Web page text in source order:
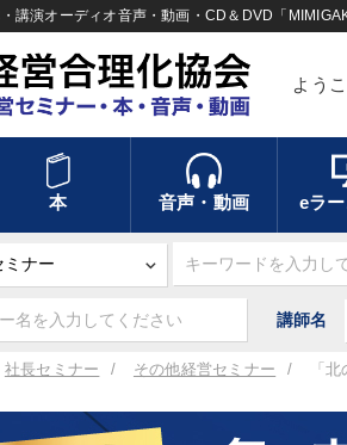
講演オーディオ音声・動画・CD＆DVD「
ようこ
本 音声・動画 eラ
講師名
社長セミナー その他経営セミナー 「